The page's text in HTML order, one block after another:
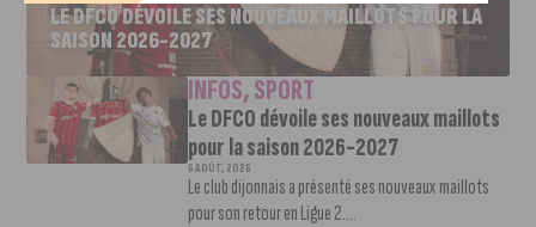
LE DFCO DÉVOILE SES NOUVEAUX MAILLOTS POUR LA
SAISON 2026-2027
INFOS,SPORT
Le DFCO dévoile ses nouveaux maillots
pour la saison 2026-2027
6 AOÛT, 2026
Le club dijonnais a présenté ses nouveaux maillots
pour son retour en Ligue 2....